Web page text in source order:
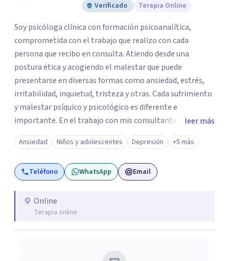
Verificado
Terapia Online
Soy psicóloga clínica con formación psicoanalítica,
comprometida con el trabajo que realizo con cada
persona que recibo en consulta. Atiendo desde una
postura ética y acogiendo el malestar que puede
presentarse en diversas formas como ansiedad, estrés,
irritabilidad, inquietud, tristeza y otras. Cada sufrimiento
y malestar psíquico y psicológico es diferente e
importante. En el trabajo con mis consultantes apunto a
trabajar a través de la palabra para dar paso a lo nuevo.
En Superar me desempeño en el área de psicoterapia
emocional en la atención a niños/as, adolescentes y
adultos. Este trabajo incluye sesiones con padres y visitas
leer más
Ansiedad Niños y adolescentes Depresión +5 más
Teléfono WhatsApp Email
Online
Terapia online